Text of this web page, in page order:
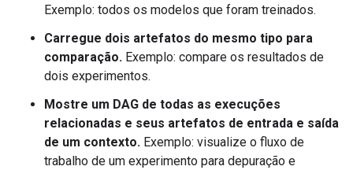
Exemplo: todos os modelos que foram treinados.
Carregue dois artefatos do mesmo tipo para
comparação. Exemplo: compare os resultados de
dois experimentos.
Mostre um DAG de todas as execuções
relacionadas e seus artefatos de entrada e saída
de um contexto. Exemplo: visualize o fluxo de
trabalho de um experimento para depuração e